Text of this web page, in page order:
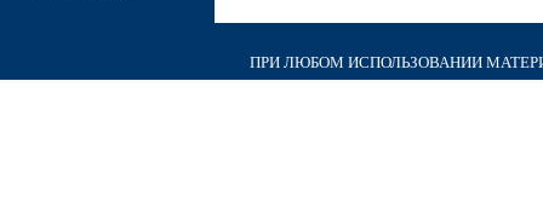
ПРИ ЛЮБОМ ИСПОЛЬЗОВАНИИ